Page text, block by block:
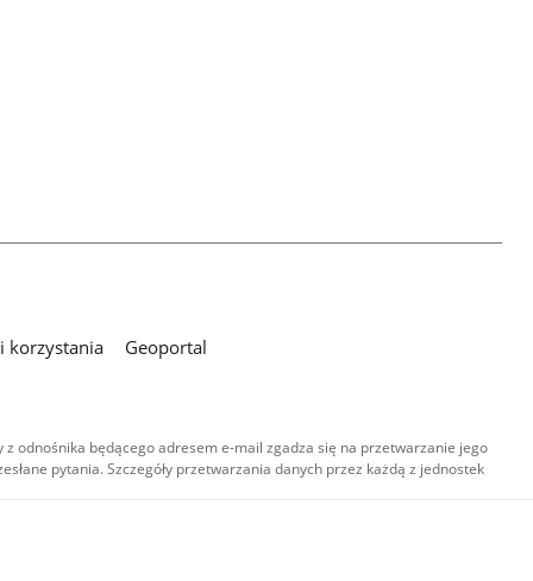
korzystania
Geoportal
odnośnika będącego adresem e-mail zgadza się na przetwarzanie jego
pytania. Szczegóły przetwarzania danych przez każdą z jednostek